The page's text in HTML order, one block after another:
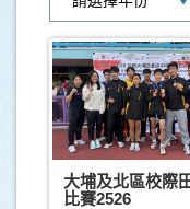
大埔及北區校際
比賽2526